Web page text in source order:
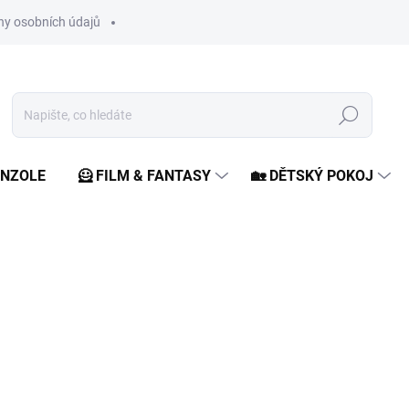
osobních údajů
Hledat
🦸 FILM & FANTASY 🏡 DĚTSKÝ POKOJ